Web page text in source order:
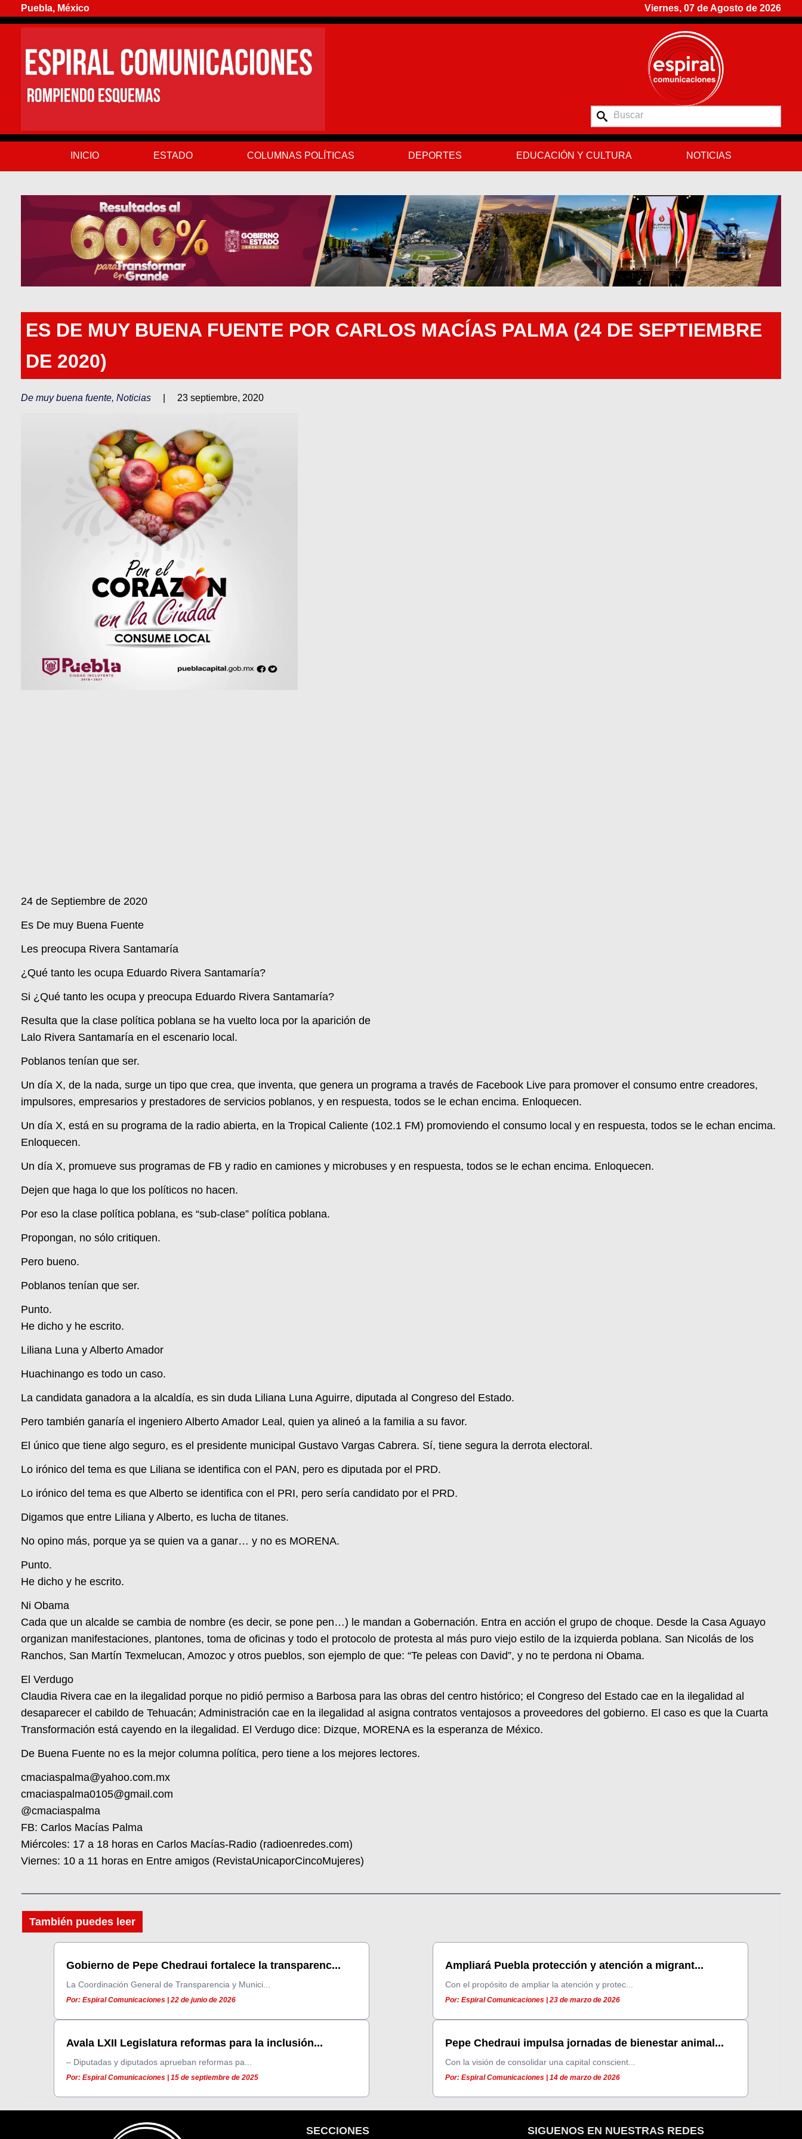
Puebla, México Viernes, 07 de Agosto de 2026
INICIO ESTADO COLUMNAS POLÍTICAS DEPORTES EDUCACIÓN Y CULTURA NOTICIAS
ES DE MUY BUENA FUENTE POR CARLOS MACÍAS PALMA (24 DE SEPTIEMBRE
DE 2020)
De muy buena fuente,Noticias 23 septiembre, 2020
24 de Septiembre de 2020
Es De muy Buena Fuente
Les preocupa Rivera Santamaría
¿Qué tanto les ocupa Eduardo Rivera Santamaría?
Si ¿Qué tanto les ocupa y preocupa Eduardo Rivera Santamaría?
Resulta que la clase política poblana se ha vuelto loca por la aparición de
Lalo Rivera Santamaría en el escenario local.
Poblanos tenían que ser.
Un día X, de la nada, surge un tipo que crea, que inventa, que genera un programa a través de Facebook Live para promover el consumo entre creadores,
impulsores, empresarios y prestadores de servicios poblanos, y en respuesta, todos se le echan encima. Enloquecen.
Un día X, está en su programa de la radio abierta, en la Tropical Caliente (102.1 FM) promoviendo el consumo local y en respuesta, todos se le echan encima.
Enloquecen.
Un día X, promueve sus programas de FB y radio en camiones y microbuses y en respuesta, todos se le echan encima. Enloquecen.
Dejen que haga lo que los políticos no hacen.
Por eso la clase política poblana, es “sub-clase” política poblana.
Propongan, no sólo critiquen.
Pero bueno.
Poblanos tenían que ser.
Punto.
He dicho y he escrito.
Liliana Luna y Alberto Amador
Huachinango es todo un caso.
La candidata ganadora a la alcaldía, es sin duda Liliana Luna Aguirre, diputada al Congreso del Estado.
Pero también ganaría el ingeniero Alberto Amador Leal, quien ya alineó a la familia a su favor.
El único que tiene algo seguro, es el presidente municipal Gustavo Vargas Cabrera. Sí, tiene segura la derrota electoral.
Lo irónico del tema es que Liliana se identifica con el PAN, pero es diputada por el PRD.
Lo irónico del tema es que Alberto se identifica con el PRI, pero sería candidato por el PRD.
Digamos que entre Liliana y Alberto, es lucha de titanes.
No opino más, porque ya se quien va a ganar… y no es MORENA.
Punto.
He dicho y he escrito.
Ni Obama
Cada que un alcalde se cambia de nombre (es decir, se pone pen…) le mandan a Gobernación. Entra en acción el grupo de choque. Desde la Casa Aguayo
organizan manifestaciones, plantones, toma de oficinas y todo el protocolo de protesta al más puro viejo estilo de la izquierda poblana. San Nicolás de los
Ranchos, San Martín Texmelucan, Amozoc y otros pueblos, son ejemplo de que: “Te peleas con David”, y no te perdona ni Obama.
El Verdugo
Claudia Rivera cae en la ilegalidad porque no pidió permiso a Barbosa para las obras del centro histórico; el Congreso del Estado cae en la ilegalidad al
desaparecer el cabildo de Tehuacán; Administración cae en la ilegalidad al asigna contratos ventajosos a proveedores del gobierno. El caso es que la Cuarta
Transformación está cayendo en la ilegalidad. El Verdugo dice: Dizque, MORENA es la esperanza de México.
De Buena Fuente no es la mejor columna política, pero tiene a los mejores lectores.
cmaciaspalma@yahoo.com.mx
cmaciaspalma0105@gmail.com
@cmaciaspalma
FB: Carlos Macías Palma
Miércoles: 17 a 18 horas en Carlos Macías-Radio (radioenredes.com)
Viernes: 10 a 11 horas en Entre amigos (RevistaUnicaporCincoMujeres)
También puedes leer
Gobierno de Pepe Chedraui fortalece la transparenc...
La Coordinación General de Transparencia y Munici...
Por: Espiral Comunicaciones | 22 de junio de 2026
Ampliará Puebla protección y atención a migrant...
Con el propósito de ampliar la atención y protec...
Por: Espiral Comunicaciones | 23 de marzo de 2026
Avala LXII Legislatura reformas para la inclusión...
– Diputadas y diputados aprueban reformas pa...
Por: Espiral Comunicaciones | 15 de septiembre de 2025
Pepe Chedraui impulsa jornadas de bienestar animal...
Con la visión de consolidar una capital conscient...
Por: Espiral Comunicaciones | 14 de marzo de 2026
SECCIONES SIGUENOS EN NUESTRAS REDES